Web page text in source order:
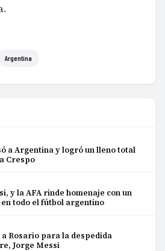
Argentina
a Argentina y logró un lleno total
Crespo
y la AFA rinde homenaje con un
todo el fútbol argentino
Rosario para la despedida
Jorge Messi